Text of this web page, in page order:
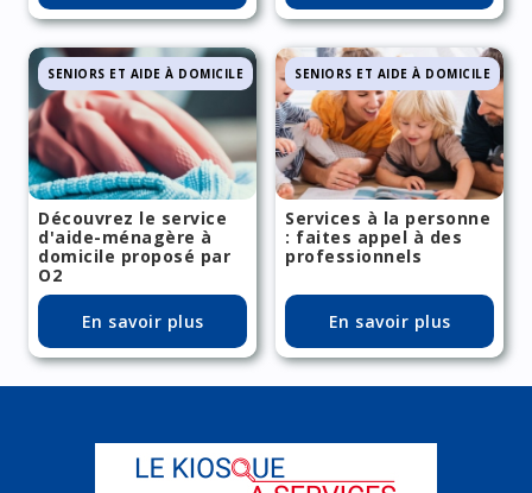
SENIORS ET AIDE À DOMICILE
Découvrez le service
d'aide-ménagère à
domicile proposé par
O2
En savoir plus
SENIORS ET AIDE À DOMICILE
Services à la personne
: faites appel à des
professionnels
En savoir plus